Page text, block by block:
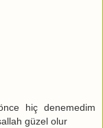
hiç denemedim
güzel olur